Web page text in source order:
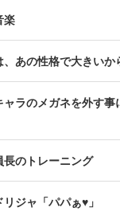
楽
、あの性格で大きいか
ャラのメガネを外す
長のトレーニング
ジャ「パパぁ♥」